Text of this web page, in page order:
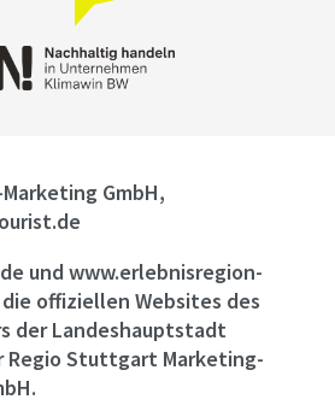
GmbH,
und www.erlebnisregion-
offiziellen Websites des
der Landeshauptstadt
Stuttgart Marketing-